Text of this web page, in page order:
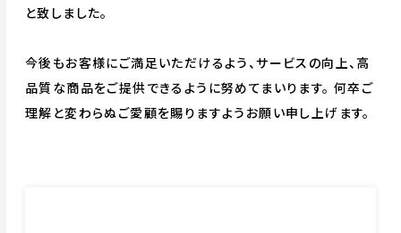
と致しました。
今後もお客様にご満足いただけるよう、サービスの向上、高
品質な商品をご提供できるように努めてまいります。 何卒ご
理解と変わらぬご愛顧を賜りますようお願い申し上げます。